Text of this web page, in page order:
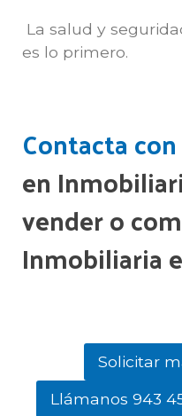
La salud y
es lo primero.
Contacta
en
vender o
Inmobiliaria
Solicitar
Llámanos 943